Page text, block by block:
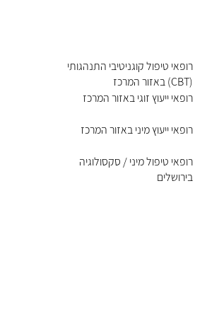
רופאי טיפול קוגניטיבי התנהגותי
(CBT) באזור המרכז
רופאי ייעוץ זוגי באזור המרכז
רופאי ייעוץ מיני באזור המרכז
רופאי טיפול מיני / סקסולוגיה
בירושלים